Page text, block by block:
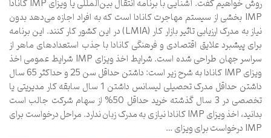
روش خواهیم گفت. آشنایی با برنامه انتقال بین‌المللی یا ویزای IMP کانادا
IMP بخشی از سیستم مهاجرت کانادا است که به افراد اجازه می‌دهد بدون
نیاز به مدرک ارزیابی تاثیر بازار کار (LMIA) در این کشور کار کنند. این برنامه
برای پیشبرد علایق اقتصادی و فرهنگی کانادا با جذب استعدادهای ماهر از
سراسر جهان طراحی شده است. شرایط اخذ ویزای IMP شرایط عمومی اخذ
ویزای IMP کانادا به شرح زیر است: داشتن حداقل سن 25 و حداکثر 65 سال
داشتن حداقل مدرک تحصیلی لیسانس داشتن 1 سال سابقه کار مدیریتی یا
تخصصی در 3 سال گذشته خرید حداقل 50% از سهام شرکت جالب است
بدانید، اخذ ویزای IMP کانادا نیازی به مدرک زبان ندارد. مراحل درخواست برای
IMP درخواست برای ویزای …